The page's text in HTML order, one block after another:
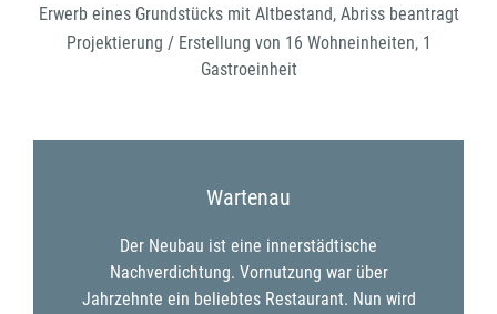
Erwerb eines Grundstücks mit Altbestand, Abriss beantragt
Projektierung / Erstellung von 16 Wohneinheiten, 1
Gastroeinheit
Wartenau
Der Neubau ist eine innerstädtische
Nachverdichtung. Vornutzung war über
Jahrzehnte ein beliebtes Restaurant. Nun wird